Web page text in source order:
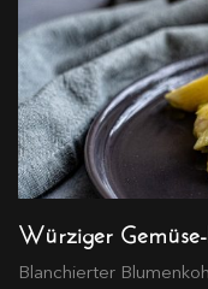
Würziger
Blanchierter